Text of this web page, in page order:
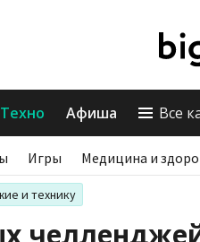
Техно Афиша Все
Игры Медицина и
и технику